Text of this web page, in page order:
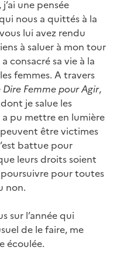
une pensée
nous a quittés à la
lui avez rendu
à saluer à mon tour
consacré sa vie à la
femmes. A travers
Femme pour Agir,
je salue les
pu mettre en lumière
être victimes
battue pour
leurs droits soient
pour toutes
non.
sur l’année qui
de le faire, me
écoulée.